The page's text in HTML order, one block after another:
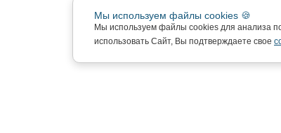
Мы используем файлы cookies 🍪
Мы используем файлы cookies для анализа
использовать Сайт, Вы подтверждаете свое